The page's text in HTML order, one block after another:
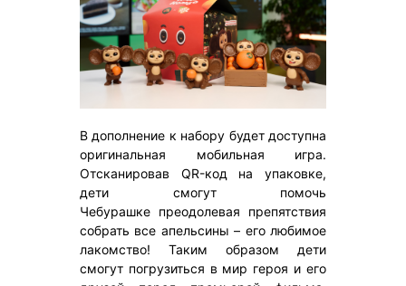
В дополнение к набору будет доступна
оригинальная мобильная игра.
Отсканировав QR-код на упаковке,
дети смогут помочь
Чебурашке преодолевая препятствия
собрать все апельсины – его любимое
лакомство! Таким образом дети
смогут погрузиться в мир героя и его